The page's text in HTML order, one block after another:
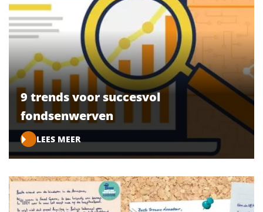
9 trends voor succesvol
fondsenwerven
LEES MEER